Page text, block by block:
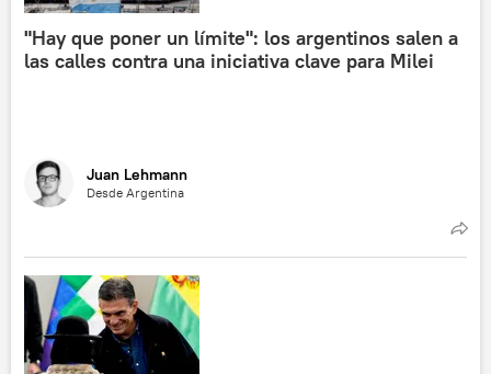
"Hay que poner un límite": los argentinos salen a
las calles contra una iniciativa clave para Milei
Juan Lehmann
Desde Argentina